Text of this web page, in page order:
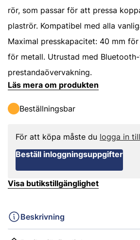
rör, som passar för att pressa
plaströr. Kompatibel med alla
Maximal presskapacitet: 40 mm
för metall. Utrustad med
prestandaövervakning.
Läs mera om produkten
Beställningsbar
För att köpa måste du logga in
Beställ inloggningsuppgifter
Visa butikstillgänglighet
Beskrivning